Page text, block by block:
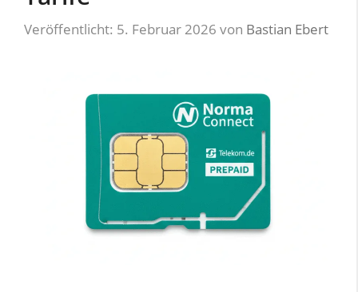
Veröffentlicht: 5. Februar 2026 von Bastian Ebert